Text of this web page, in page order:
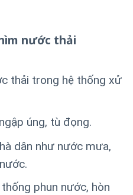
nước thải
thải trong hệ thống xử
úng, tù đọng.
dân như nước mưa,
phun nước, hòn